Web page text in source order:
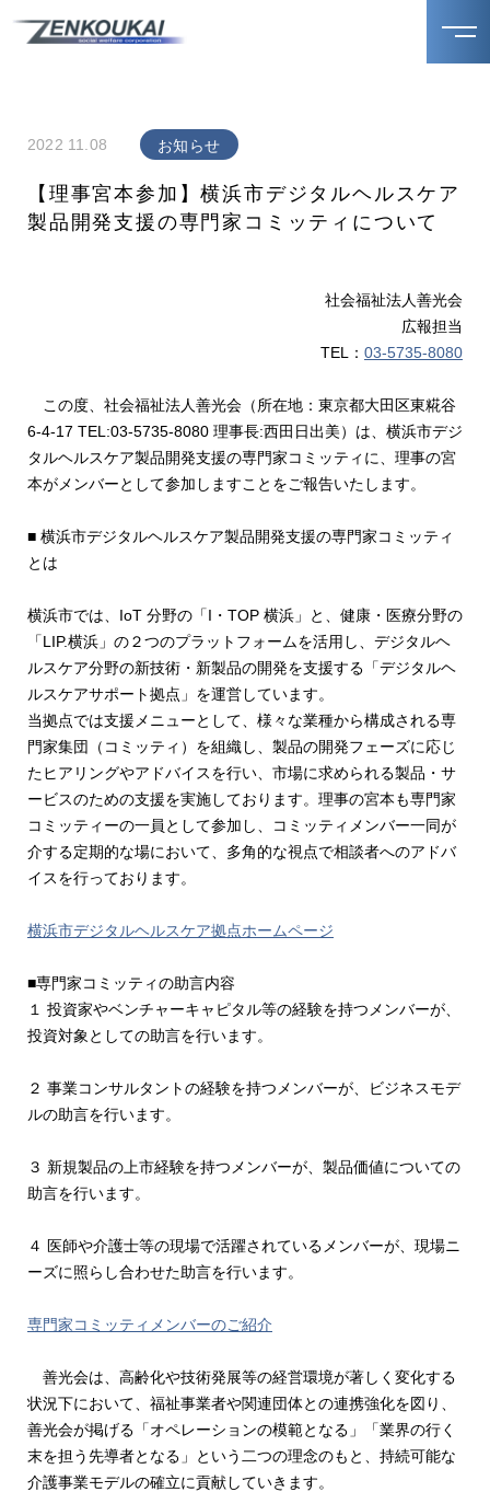
2022 11.08 お知らせ
【理事宮本参加】横浜市デジタルヘルスケア
製品開発支援の専門家コミッティについて
社会福祉法人善光会
広報担当
TEL： 03-5735-8080
この度、社会福祉法人善光会（所在地：東京都大田区東糀谷
6-4-17 TEL:03-5735-8080 理事長:西田日出美）は、横浜市デジ
タルヘルスケア製品開発支援の専門家コミッティに、理事の宮
本がメンバーとして参加しますことをご報告いたします。
■ 横浜市デジタルヘルスケア製品開発支援の専門家コミッティ
とは
横浜市では、IoT 分野の「I・TOP 横浜」と、健康・医療分野の
「LIP.横浜」の２つのプラットフォームを活用し、デジタルヘ
ルスケア分野の新技術・新製品の開発を支援する「デジタルヘ
ルスケアサポート拠点」を運営しています。
当拠点では支援メニューとして、様々な業種から構成される専
門家集団（コミッティ）を組織し、製品の開発フェーズに応じ
たヒアリングやアドバイスを行い、市場に求められる製品・サ
ービスのための支援を実施しております。理事の宮本も専門家
コミッティーの一員として参加し、コミッティメンバー一同が
介する定期的な場において、多角的な視点で相談者へのアドバ
イスを行っております。
横浜市デジタルヘルスケア拠点ホームページ
■専門家コミッティの助言内容
１ 投資家やベンチャーキャピタル等の経験を持つメンバーが、
投資対象としての助言を行います。
２ 事業コンサルタントの経験を持つメンバーが、ビジネスモデ
ルの助言を行います。
３ 新規製品の上市経験を持つメンバーが、製品価値についての
助言を行います。
４ 医師や介護士等の現場で活躍されているメンバーが、現場ニ
ーズに照らし合わせた助言を行います。
専門家コミッティメンバーのご紹介
善光会は、高齢化や技術発展等の経営環境が著しく変化する
状況下において、福祉事業者や関連団体との連携強化を図り、
善光会が掲げる「オペレーションの模範となる」「業界の行く
末を担う先導者となる」という二つの理念のもと、持続可能な
介護事業モデルの確立に貢献していきます。